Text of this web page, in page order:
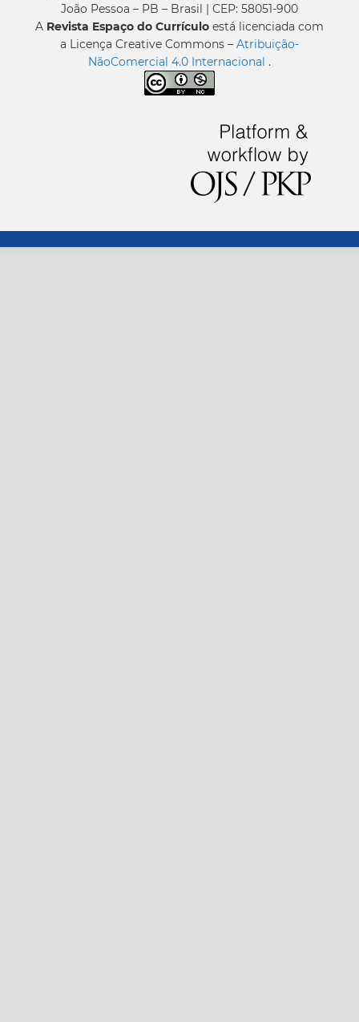
João Pessoa – PB – Brasil | CEP: 58051-900
A Revista Espaço do Currículo está licenciada com
a Licença Creative Commons – Atribuição-
NãoComercial 4.0 Internacional .